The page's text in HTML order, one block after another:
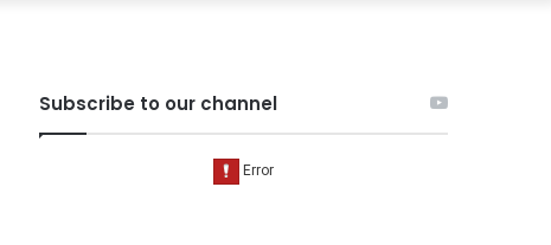
Subscribe to our channel